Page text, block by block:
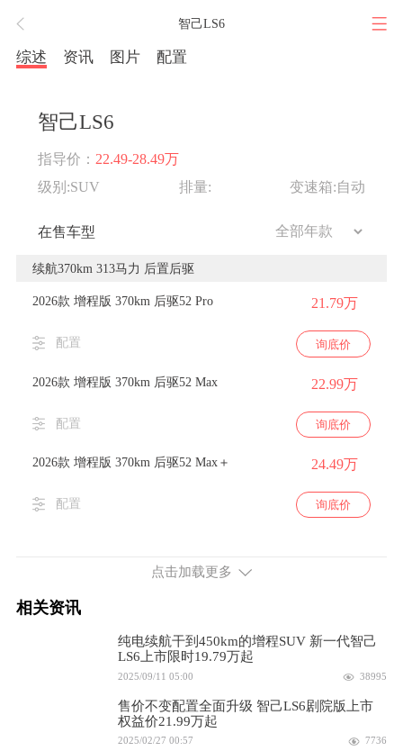
智己LS6
综述 资讯 图片 配置
智己LS6
指导价： 22.49-28.49万
级别:SUV
排量: 变速箱:自动
在售车型
续航370km 313马力 后置后驱
2026款 增程版 370km 后驱52 Pro 21.79万
配置 询底价
2026款 增程版 370km 后驱52 Max 22.99万
配置 询底价
2026款 增程版 370km 后驱52 Max＋ 24.49万
配置 询底价
2026款 增程版 450km 后驱66 Max
配置
2026款 增程版 450km 后驱66 Max+
询底价
续航650km 333马力 后置后驱
点击加载更多
相关资讯
纯电续航干到450km的增程SUV 新一代智己
LS6上市限时19.79万起
2025/09/11 05:00 38995
售价不变配置全面升级 智己LS6剧院版上市
权益价21.99万起
2025/02/27 00:57 7736